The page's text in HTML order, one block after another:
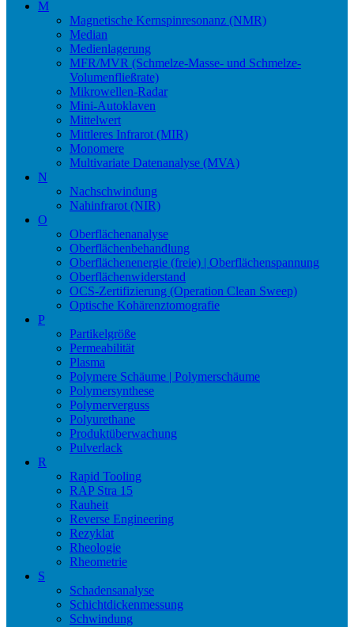
M
Magnetische Kernspinresonanz (NMR)
Median
Medienlagerung
MFR/MVR (Schmelze-Masse- und Schmelze-
Volumenfließrate)
Mikrowellen-Radar
Mini-Autoklaven
Mittelwert
Mittleres Infrarot (MIR)
Monomere
Multivariate Datenanalyse (MVA)
N
Nachschwindung
Nahinfrarot (NIR)
O
Oberflächenanalyse
Oberflächenbehandlung
Oberflächenenergie (freie) | Oberflächenspannung
Oberflächenwiderstand
OCS-Zertifizierung (Operation Clean Sweep)
Optische Kohärenztomografie
P
Partikelgröße
Permeabilität
Plasma
Polymere Schäume | Polymerschäume
Polymersynthese
Polymerverguss
Polyurethane
Produktüberwachung
Pulverlack
R
Rapid Tooling
RAP Stra 15
Rauheit
Reverse Engineering
Rezyklat
Rheologie
Rheometrie
S
Schadensanalyse
Schichtdickenmessung
Schwindung